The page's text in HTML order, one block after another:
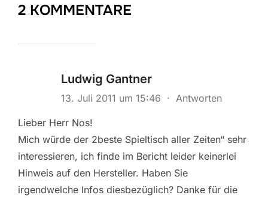
2 KOMMENTARE
Ludwig Gantner
13. Juli 2011 um 15:46 · Antworten
Lieber Herr Nos!
Mich würde der 2beste Spieltisch aller Zeiten“ sehr
interessieren, ich finde im Bericht leider keinerlei
Hinweis auf den Hersteller. Haben Sie
irgendwelche Infos diesbezüglich? Danke für die